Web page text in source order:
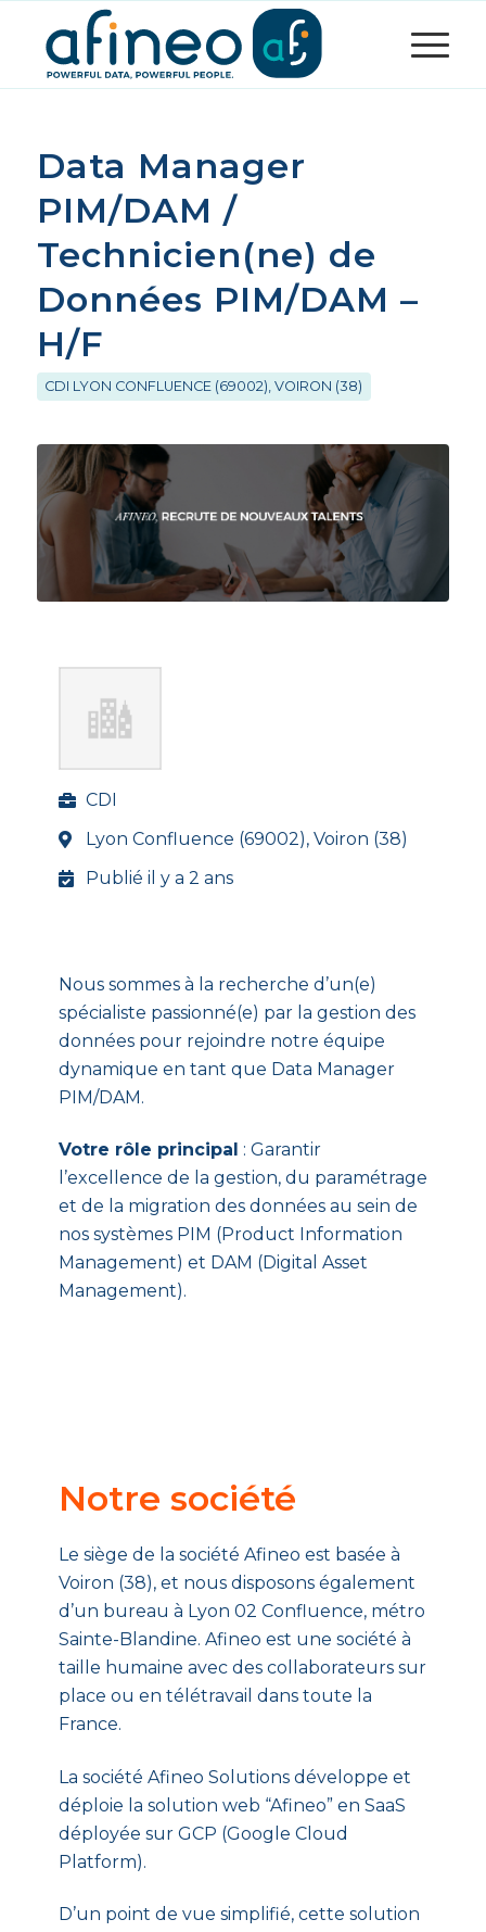
Data Manager
PIM/DAM /
Technicien(ne) de
Données PIM/DAM –
H/F
CDI LYON CONFLUENCE (69002),VOIRON (38)
CDI
Lyon Confluence (69002), Voiron (38)
Publié il y a 2 ans
Nous sommes à la recherche d’un(e)
spécialiste passionné(e) par la gestion des
données pour rejoindre notre équipe
dynamique en tant que Data Manager
PIM/DAM.
Votre rôle principal : Garantir
l’excellence de la gestion, du paramétrage
et de la migration des données au sein de
nos systèmes PIM (Product Information
Management) et DAM (Digital Asset
Management).
Notre société
Le siège de la société Afineo est basée à
Voiron (38), et nous disposons également
d’un bureau à Lyon 02 Confluence, métro
Sainte-Blandine. Afineo est une société à
taille humaine avec des collaborateurs sur
place ou en télétravail dans toute la
France.
La société Afineo Solutions développe et
déploie la solution web “Afineo” en SaaS
déployée sur GCP (Google Cloud
Platform).
D’un point de vue simplifié, cette solution